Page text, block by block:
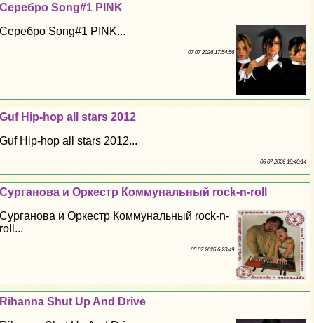
Серебро Song#1 PINK
Серебро Song#1 PINK...
07 07 2026 17:54:56
Guf Hip-hop all stars 2012
Guf Hip-hop all stars 2012...
06 07 2026 19:40:14
Сурганова и Оркестр Коммунальный rock-n-roll
Сурганова и Оркестр Коммунальный rock-n-
roll...
05 07 2026 6:23:49
Rihanna Shut Up And Drive